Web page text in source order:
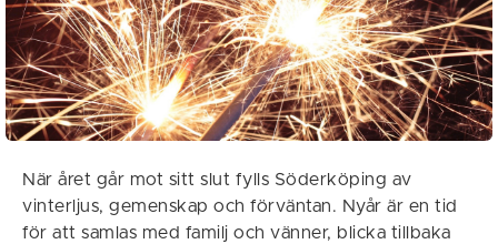
När året går mot sitt slut fylls Söderköping av
vinterljus, gemenskap och förväntan. Nyår är en tid
för att samlas med familj och vänner, blicka tillbaka